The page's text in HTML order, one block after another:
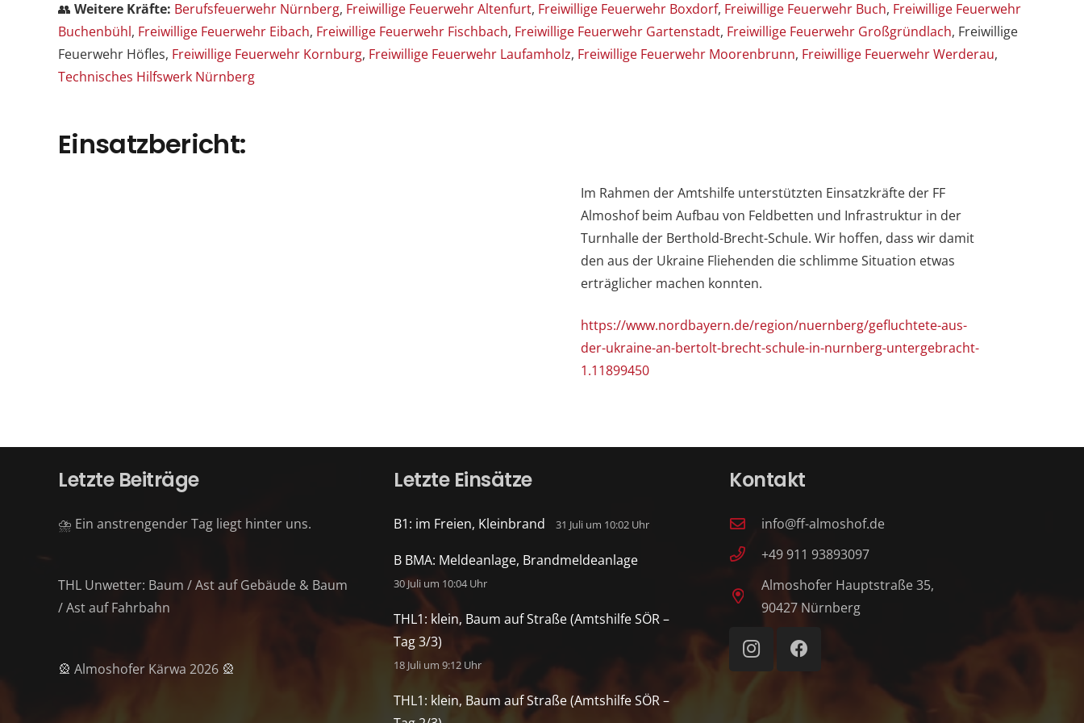
👥 Weitere Kräfte: Berufsfeuerwehr Nürnberg, Freiwillige Feuerwehr Altenfurt, Freiwillige Feuerwehr Boxdorf, Freiwillige Feuerwehr Buch, Freiwillige Feuerwehr
Buchenbühl, Freiwillige Feuerwehr Eibach, Freiwillige Feuerwehr Fischbach, Freiwillige Feuerwehr Gartenstadt, Freiwillige Feuerwehr Großgründlach, Freiwillige
Feuerwehr Höfles, Freiwillige Feuerwehr Kornburg, Freiwillige Feuerwehr Laufamholz, Freiwillige Feuerwehr Moorenbrunn, Freiwillige Feuerwehr Werderau,
Technisches Hilfswerk Nürnberg
Einsatzbericht:
Im Rahmen der Amtshilfe unterstützten Einsatzkräfte der FF
Almoshof beim Aufbau von Feldbetten und Infrastruktur in der
Turnhalle der Berthold-Brecht-Schule. Wir hoffen, dass wir damit
den aus der Ukraine Fliehenden die schlimme Situation etwas
erträglicher machen konnten.
https://www.nordbayern.de/region/nuernberg/gefluchtete-aus-
der-ukraine-an-bertolt-brecht-schule-in-nurnberg-untergebracht-
1.11899450
Letzte Beiträge
⛈️ Ein anstrengender Tag liegt hinter uns.
THL Unwetter: Baum / Ast auf Gebäude & Baum
/ Ast auf Fahrbahn
🎡 Almoshofer Kärwa 2026 🎡
Letzte Einsätze
B1: im Freien, Kleinbrand 31 Juli um 10:02 Uhr
B BMA: Meldeanlage, Brandmeldeanlage
30 Juli um 10:04 Uhr
THL1: klein, Baum auf Straße (Amtshilfe SÖR –
Tag 3/3)
18 Juli um 9:12 Uhr
THL1: klein, Baum auf Straße (Amtshilfe SÖR –
Kontakt
info@ff-almoshof.de
+49 911 93893097
Almoshofer Hauptstraße 35,
90427 Nürnberg